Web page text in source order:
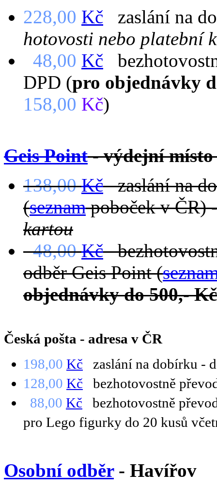
228,00 Kč zaslání na
hotovosti nebo platební
48,00 Kč
DPD (pro objednávky
158,00 Kč)
Geis Point- výdejní místo
138,00 Kčzaslání na
(seznampoboček v ČR)
kartou
48,00 Kč
odběr Geis Point (
objednávky do 500,-
Česká pošta - adresa v ČR
198,00 Kč zaslání na dobírku -
128,00 Kč bezhotovostně
88,00 Kč bezhotovostně
pro Lego figurky do 20 kusů
Osobní odběr- Havířov